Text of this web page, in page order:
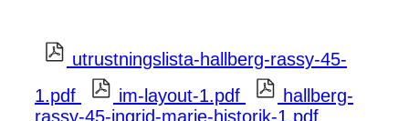
utrustningslista-hallberg-rassy-45-
1.pdf
im-layout-1.pdf
hallberg-
rassy-45-ingrid-marie-historik-1.pdf